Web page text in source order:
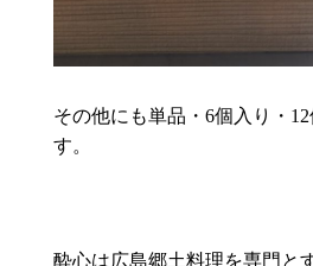
その他にも単品・6個入り・
す。
酔心は広島郷土料理を専門と